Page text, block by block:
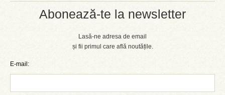
Abonează-te la newsletter
Lasă-ne adresa de email
și fii primul care află noutățile.
E-mail: